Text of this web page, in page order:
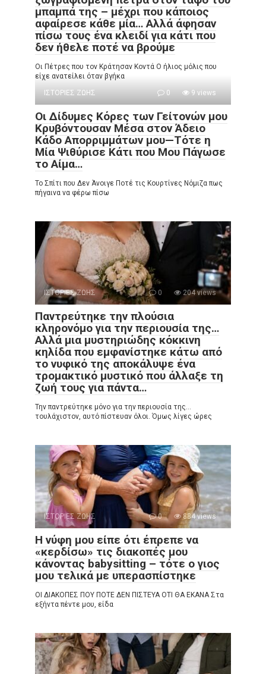
μπαμπά της – μέχρι που κάποιος
αφαίρεσε κάθε μία… Αλλά άφησαν
πίσω τους ένα κλειδί για κάτι που
δεν ήθελε ποτέ να βρούμε
Οι Πέτρες που τον Κράτησαν Κοντά Ο ήλιος μόλις που
είχε ανατείλει όταν βγήκα
ΙΣΤΟΡΙΕΣ ΖΩΗΣ
0 9 views
Οι Δίδυμες Κόρες των Γείτονών μου
Κρυβόντουσαν Μέσα στον Άδειο
Κάδο Απορριμμάτων μου—Τότε η
Μία Ψιθύρισε Κάτι που Μου Πάγωσε
το Αίμα…
Το Σπίτι που Δεν Άνοιγε Ποτέ τις Κουρτίνες Νόμιζα πως
πήγαινα να φέρω πίσω
ΙΣΤΟΡΙΕΣ ΖΩΗΣ 0 204 views
Παντρεύτηκε την πλούσια
κληρονόμο για την περιουσία της…
Αλλά μια μυστηριώδης κόκκινη
κηλίδα που εμφανίστηκε κάτω από
το νυφικό της αποκάλυψε ένα
τρομακτικό μυστικό που άλλαξε τη
ζωή τους για πάντα…
Την παντρεύτηκε μόνο για την περιουσία της…
τουλάχιστον, αυτό πίστευαν όλοι. Όμως λίγες ώρες
ΙΣΤΟΡΙΕΣ ΖΩΗΣ 0 884 views
Η νύφη μου είπε ότι έπρεπε να
«κερδίσω» τις διακοπές μου
κάνοντας babysitting – τότε ο γιος
μου τελικά με υπερασπίστηκε
ΟΙ ΔΙΑΚΟΠΕΣ ΠΟΥ ΠΟΤΕ ΔΕΝ ΠΙΣΤΕΥΑ ΟΤΙ ΘΑ ΕΚΑΝΑ Στα
εξήντα πέντε μου, είδα